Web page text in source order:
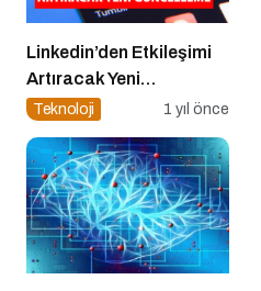
Linkedin’den Etkileşimi
Artıracak Yeni
Güncelleme
Teknoloji 1 yıl önce